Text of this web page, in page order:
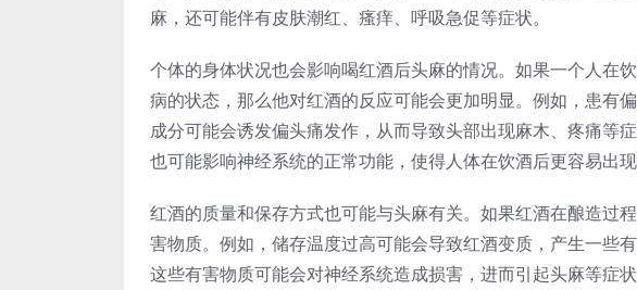
麻，还可能伴有皮肤潮红、瘙痒、呼吸急促等症状。
个体的身体状况也会影响喝红酒后头麻的情况。如果一个人在
病的状态，那么他对红酒的反应可能会更加明显。例如，患有
成分可能会诱发偏头痛发作，从而导致头部出现麻木、疼痛等
也可能影响神经系统的正常功能，使得人体在饮酒后更容易出现
红酒的质量和保存方式也可能与头麻有关。如果红酒在酿造过
害物质。例如，储存温度过高可能会导致红酒变质，产生一些
这些有害物质可能会对神经系统造成损害，进而引起头麻等症状